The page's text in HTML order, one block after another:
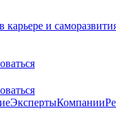
и
ЭкспертыКомпании